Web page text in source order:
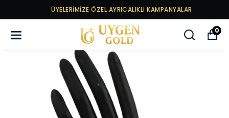
ÜYELERİMİZE ÖZEL AYRICALIKLI KAMPANYALAR
0